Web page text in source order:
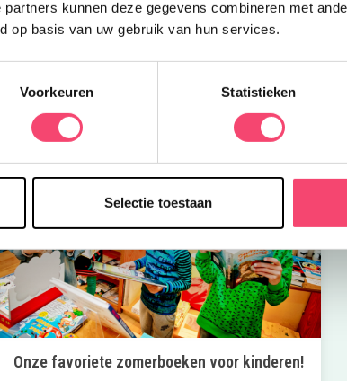
kunnen deze gegevens combineren met
op basis van uw gebruik van hun services.
Voorkeuren Statistieken
Selectie toestaan
Onze favoriete zomerboeken voor kinderen!